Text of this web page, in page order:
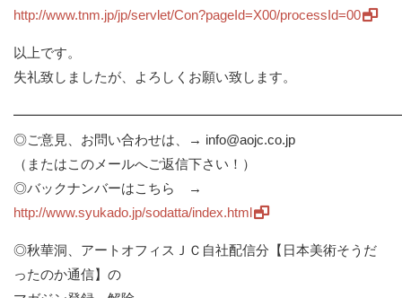
http://www.tnm.jp/jp/servlet/Con?pageId=X00/processId=00
以上です。
失礼致しましたが、よろしくお願い致します。
◎ご意見、お問い合わせは、→ info@aojc.co.jp
（またはこのメールへご返信下さい！）
◎バックナンバーはこちら →
http://www.syukado.jp/sodatta/index.html
◎秋華洞、アートオフィスＪＣ自社配信分【日本美術そうだ
ったのか通信】の